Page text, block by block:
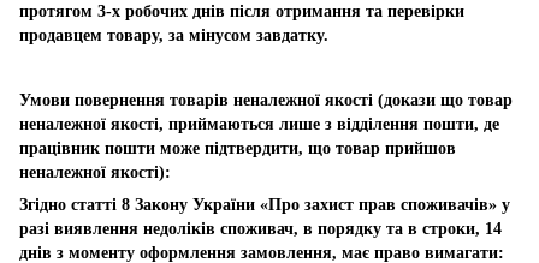
протягом 3-х робочих днів після отримання та перевірки
продавцем товару, за мінусом завдатку.
Умови повернення товарів неналежної якості (докази що товар
неналежної якості, приймаються лише з відділення пошти, де
працівник пошти може підтвердити, що товар прийшов
неналежної якості):
Згідно статті 8 Закону України «Про захист прав споживачів» у
разі виявлення недоліків споживач, в порядку та в строки, 14
днів з моменту оформлення замовлення, має право вимагати: